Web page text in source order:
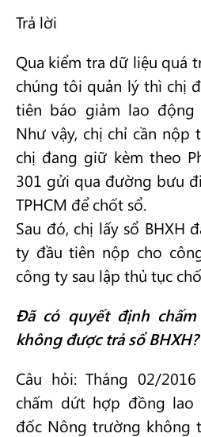
Trả lời
Qua kiểm tra dữ liệu quá
chúng tôi quản lý thì chị
tiên báo giảm lao động
Như vậy, chị chỉ cần nộp
chị đang giữ kèm theo
301 gửi qua đường bưu
TPHCM để chốt sổ.
Sau đó, chị lấy sổ BHXH
ty đầu tiên nộp cho
công ty sau lập thủ tục
Đã có quyết định
không được trả sổ BHXH?
Câu hỏi: Tháng 02/
chấm dứt hợp đồng lao
đốc Nông trường không